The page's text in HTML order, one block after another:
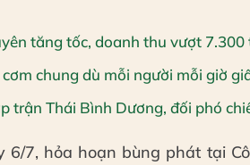
tăng tốc, doanh thu vượt 7.300
chung dù mỗi người mỗi giờ
trận Thái Bình Dương, đối phó
6/7, hỏa hoạn bùng phát tại